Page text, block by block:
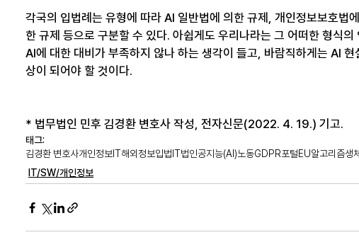
각국의 입법례는 유형에 따라 AI 일반법에 의한 규제, 개인정보보호법
한 규제 등으로 구분할 수 있다. 아쉽게도 우리나라는 그 어떠한 형식
AI에 대한 대비가 부족하지 않나 하는 생각이 들고, 바람직하게는 AI 현
상이 되어야 할 것이다.
* 법무법인 민후 김경환 변호사 작성, 전자신문(2022. 4. 19.) 기고.
태그:
김경환 변호사개인정보 IT해외정보입법 IT법인공지능(AI)노동GDPR포털EU알고리즘생
IT/SW/개인정보